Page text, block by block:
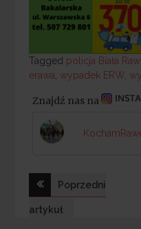
Tagged
Tagged policja Biała
erawa wypadek ERW,
Znajdź nas na
Nawigacja
wpisu
Poprzedni
artykuł